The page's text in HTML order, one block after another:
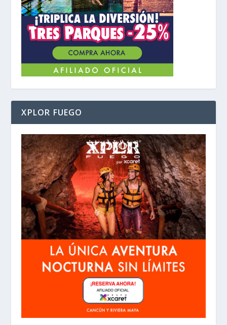
XPLOR FUEGO